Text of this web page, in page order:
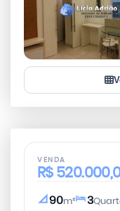
VENDA
R$
90m² 3